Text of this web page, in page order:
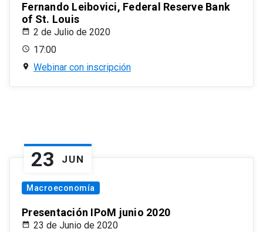
Fernando Leibovici, Federal Reserve Bank
of St. Louis
2 de Julio de 2020
17:00
Webinar con inscripción
23 JUN
Macroeconomía
Presentación IPoM junio 2020
23 de Junio de 2020